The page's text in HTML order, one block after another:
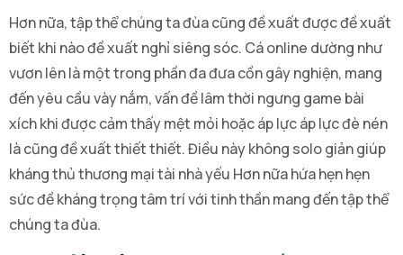
Hơn nữa, tập thể chúng ta đùa cũng đề xuất được đề xuất
biết khi nào đề xuất nghỉ siêng sóc. Cá online dường như
vươn lên là một trong phần đa đưa cồn gây nghiện, mang
đến yêu cầu vày nắm, vấn đề lâm thời ngưng game bài
xích khi được cảm thấy mệt mỏi hoặc áp lực áp lực đè nén
là cũng đề xuất thiết thiết. Điều này không solo giản giúp
kháng thủ thương mại tài nhà yếu Hơn nữa hứa hẹn hẹn
sức đề kháng trọng tâm trí với tinh thần mang đến tập thể
chúng ta đùa.